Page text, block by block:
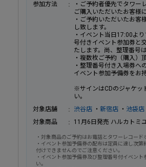
参加方法
・ご予約者優先でタワー
ご購入いただいたお客様
・ご予約いただいたお客
し致します。
・イベント当日17:00よ
号付きイベント参加券と
たします。尚、整理番号
・複数枚ご予約（購入）
・整理番号付き入場券へ
イベント参加予備券をお
※サインはCDのジャケッ
い。
対象店舗
渋谷店・ 新宿店・ 池袋店
対象商品
11月6日発売 ハルカトミ
・対象商品のご予約はお電話とタワーレコー
・イベント参加予備券の配布は定員に達し次
付けできませんのでご注意ください。
・イベント参加予備券及び整理番号付イベン
い。